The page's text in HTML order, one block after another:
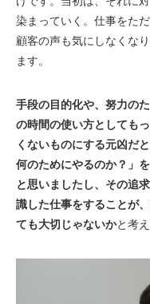
染まっていく。仕事をた
顧客の声も気にしなくな
ます。
手段の目的化や、努力の
の時間の使い方としても
くないものにする元凶だ
何のためにやるのか？」
と思いましたし、その追
識した仕事をすることが
ても大切じゃないかと考